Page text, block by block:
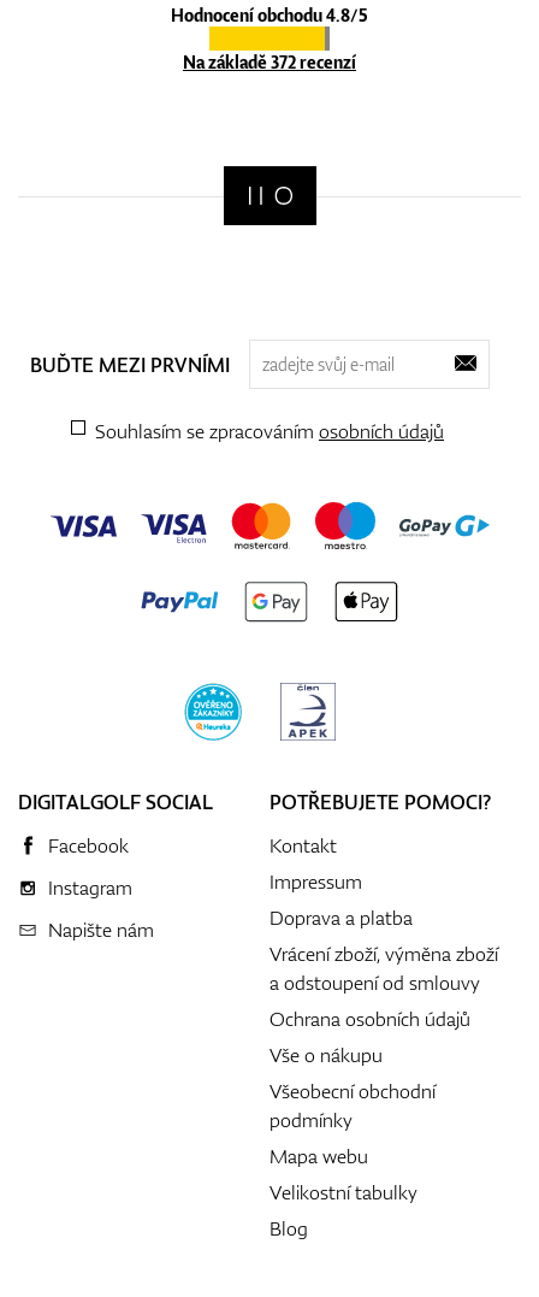
Hodnocení obchodu 4.8/5
Na základě 372 recenzí
BUĎTE MEZI PRVNÍMI
Souhlasím se zpracováním osobních údajů
DIGITALGOLF SOCIAL
Facebook
Instagram
Napište nám
POTŘEBUJETE POMOCI?
Kontakt
Impressum
Doprava a platba
Vrácení zboží, výměna zboží
a odstoupení od smlouvy
Ochrana osobních údajů
Vše o nákupu
Všeobecní obchodní
podmínky
Mapa webu
Velikostní tabulky
Blog